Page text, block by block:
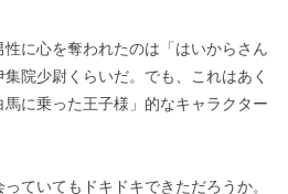
に心を奪われたのは「はいからさん
院少尉くらいだ。でも、これはあく
に乗った王子様」的なキャラクター
ていてもドキドキできただろうか。